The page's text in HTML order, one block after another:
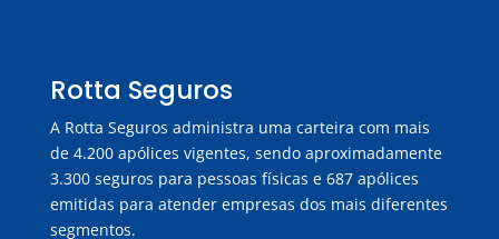
Rotta Seguros
A Rotta Seguros administra uma carteira com mais
de 4.200 apólices vigentes, sendo aproximadamente
3.300 seguros para pessoas físicas e 687 apólices
emitidas para atender empresas dos mais diferentes
segmentos.